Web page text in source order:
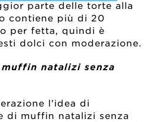
parte delle torte alla
contiene più di 20
per fetta, quindi è
dolci con moderazione.
natalizi senza
l’idea di
di muffin natalizi senza